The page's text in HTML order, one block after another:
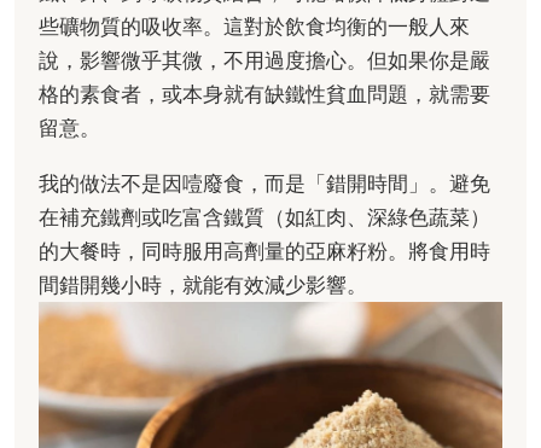
些礦物質的吸收率。這對於飲食均衡的一般人來
說，影響微乎其微，不用過度擔心。但如果你是嚴
格的素食者，或本身就有缺鐵性貧血問題，就需要
留意。
我的做法不是因噎廢食，而是「錯開時間」。避免
在補充鐵劑或吃富含鐵質（如紅肉、深綠色蔬菜）
的大餐時，同時服用高劑量的亞麻籽粉。將食用時
間錯開幾小時，就能有效減少影響。